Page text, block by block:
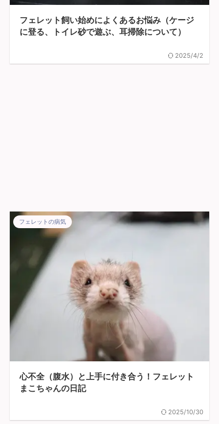
フェレット飼い始めによくあるお悩み（ケージ
に登る、トイレ砂で遊ぶ、耳掃除について）
2025/4/2
フェレットの病気
心不全（腹水）と上手に付き合う！フェレット
まこちゃんの日記
2025/10/30